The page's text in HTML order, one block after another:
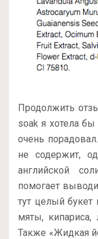
Продолжить
soak я хотела
очень
не содержит,
английской
помогает
тут целый
мяты,
Также «Жидкая